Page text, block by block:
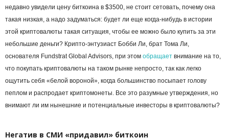
недавно увидели цену биткоина в $3500, не стоит сетовать, почему она
такая низкая, а надо задуматься: будет ли еще когда-нибудь в истории
этой криптовалюты такая ситуация, чтобы ее можно было купить за эти
небольшие деньги? Крипто-энтузиаст Бобби Ли, брат Тома Ли,
основателя Fundstrat Global Advisors, при этом обращает внимание на то,
что покупать криптовалюты на таком рынке непросто, так как легко
ощутить себя «белой вороной», когда большинство посыпает голову
пеплом и распродает криптомонеты. Все это разумные утверждения, но
внимают ли им нынешние и потенциальные инвесторы в криптовалюты?
Негатив в СМИ «придавил» биткоин